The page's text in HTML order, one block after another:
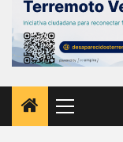
Menú
principal